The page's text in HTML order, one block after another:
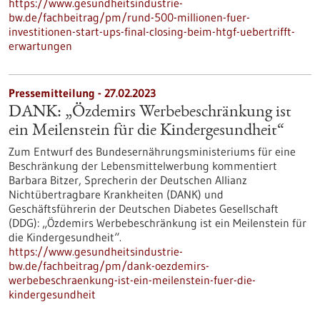
https://www.gesundheitsindustrie-
bw.de/fachbeitrag/pm/rund-500-millionen-fuer-
investitionen-start-ups-final-closing-beim-htgf-uebertrifft-
erwartungen
Pressemitteilung - 27.02.2023
DANK: „Özdemirs Werbebeschränkung ist
ein Meilenstein für die Kindergesundheit“
Zum Entwurf des Bundesernährungsministeriums für eine
Beschränkung der Lebensmittelwerbung kommentiert
Barbara Bitzer, Sprecherin der Deutschen Allianz
Nichtübertragbare Krankheiten (DANK) und
Geschäftsführerin der Deutschen Diabetes Gesellschaft
(DDG): „Özdemirs Werbebeschränkung ist ein Meilenstein für
die Kindergesundheit“.
https://www.gesundheitsindustrie-
bw.de/fachbeitrag/pm/dank-oezdemirs-
werbebeschraenkung-ist-ein-meilenstein-fuer-die-
kindergesundheit